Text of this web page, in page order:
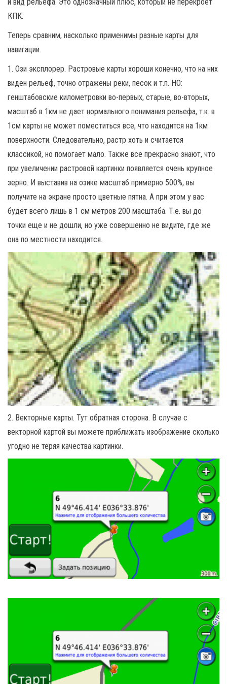
КПК.
Теперь сравним, насколько применимы разные карты для
навигации.
1. Ози эксплорер. Растровые карты хороши конечно, что на них
виден рельеф, точно отражены реки, песок и т.п. НО:
генштабовские километровки во-первых, старые, во-вторых,
масштаб в 1км не дает нормального понимания рельефа, т.к. в
1см карты не может поместиться все, что находится на 1км
поверхности. Следовательно, растр хоть и считается
классикой, но помогает мало. Также все прекрасно знают, что
при увеличении растровой картинки появляется очень крупное
зерно. И выставив на озике масштаб примерно 500%, вы
получите на экране просто цветные пятна. А при этом у вас
будет всего лишь в 1 см метров 200 масштаба. Т.е. вы до
точки еще и не дошли, но уже совершенно не видите, где же
она по местности находится.
2. Векторные карты. Тут обратная сторона. В случае с
векторной картой вы можете приближать изображение сколько
угодно не теряя качества картинки.